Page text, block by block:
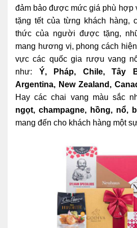
đảm bảo được mức giá phù hợp
tặng tết của từng khách hàng,
thức của người được tặng,
mang hương vị, phong cách
vực các quốc gia rượu vang
như: Ý, Pháp, Chile, Tây
Argentina, New Zealand,
Hay các chai vang màu sắc
ngọt, champagne, hồng, nổ,
mang đến cho khách hàng một